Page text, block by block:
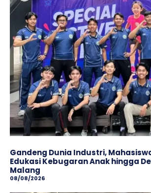
Gandeng Dunia Industri,
Edukasi Kebugaran Anak hingga
Malang
08/08/2026